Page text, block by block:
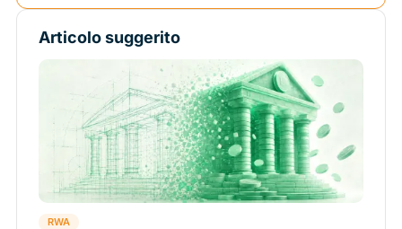
Articolo suggerito
RWA